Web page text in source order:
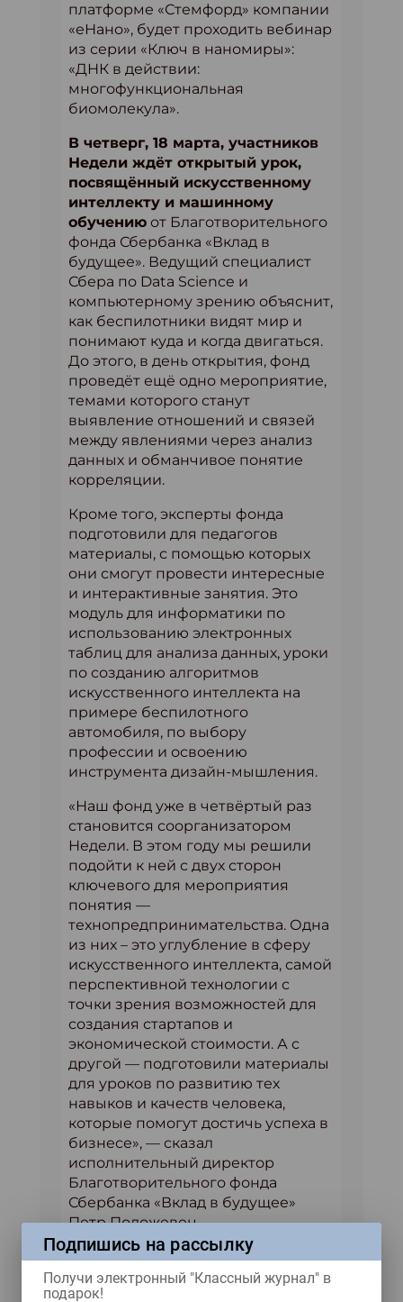
платформе «Стемфорд» компании
«еНано», будет проходить вебинар
из серии «Ключ в наномиры»:
«ДНК в действии:
многофункциональная
биомолекула».
В четверг, 18 марта, участников
Недели ждёт открытый урок,
посвящённый искусственному
интеллекту и машинному
обучению от Благотворительного
фонда Сбербанка «Вклад в
будущее». Ведущий специалист
Сбера по Data Science и
компьютерному зрению объяснит,
как беспилотники видят мир и
понимают куда и когда двигаться.
До этого, в день открытия, фонд
проведёт ещё одно мероприятие,
темами которого станут
выявление отношений и связей
между явлениями через анализ
данных и обманчивое понятие
корреляции.
Кроме того, эксперты фонда
подготовили для педагогов
материалы, с помощью которых
они смогут провести интересные
и интерактивные занятия. Это
модуль для информатики по
использованию электронных
таблиц для анализа данных, уроки
по созданию алгоритмов
искусственного интеллекта на
примере беспилотного
автомобиля, по выбору
профессии и освоению
инструмента дизайн-мышления.
«Наш фонд уже в четвёртый раз
становится соорганизатором
Недели. В этом году мы решили
подойти к ней с двух сторон
ключевого для мероприятия
понятия —
технопредпринимательства. Одна
из них – это углубление в сферу
искусственного интеллекта, самой
перспективной технологии с
точки зрения возможностей для
создания стартапов и
экономической стоимости. А с
другой — подготовили материалы
для уроков по развитию тех
навыков и качеств человека,
которые помогут достичь успеха в
бизнесе», — сказал
исполнительный директор
Благотворительного фонда
Сбербанка «Вклад в будущее»
Петр Положевец.
Пятница, 19 марта – День
гидроэнергетики.Школьники
примут участие в открытом уроке
Подпишись на рассылку
Получи электронный "Классный журнал" в
подарок!